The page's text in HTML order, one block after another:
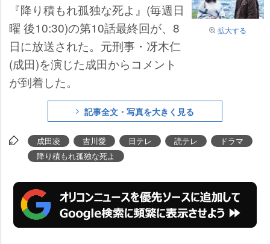
拡大する
『降り積もれ孤独な死よ』(毎週日
曜 後10:30)の第10話最終回が、8
日に放送された。元刑事・冴木仁
(成田)を演じた成田からコメント
が到着した。
記事全文・写真を大きく見る
成田凌 吉川愛 日テレ 読テレ
ドラマ
降り積もれ孤独な死よ